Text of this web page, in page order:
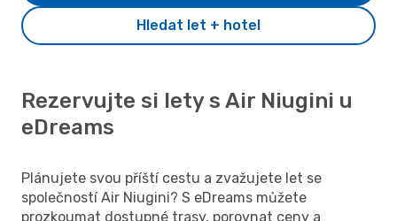
Hledat let + hotel
Rezervujte si lety s Air Niugini u
eDreams
Plánujete svou příští cestu a zvažujete let se
společností Air Niugini? S eDreams můžete
prozkoumat dostupné trasy, porovnat ceny a